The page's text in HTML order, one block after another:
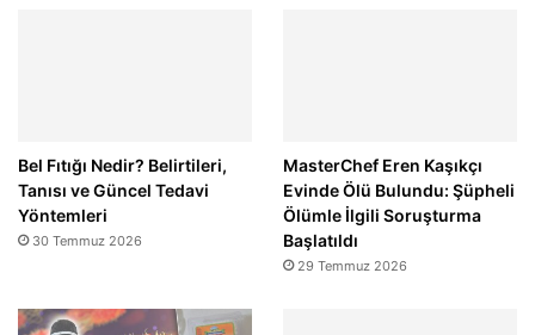
Bel Fıtığı Nedir? Belirtileri,
Tanısı ve Güncel Tedavi
Yöntemleri
30 Temmuz 2026
MasterChef Eren Kaşıkçı
Evinde Ölü Bulundu: Şüpheli
Ölümle İlgili Soruşturma
Başlatıldı
29 Temmuz 2026